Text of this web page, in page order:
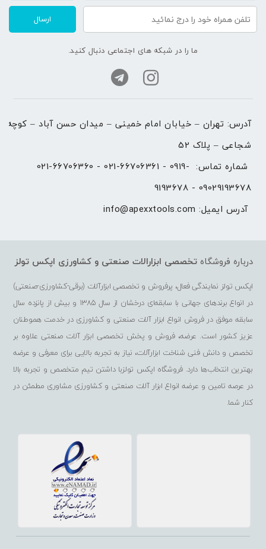
ارسال
ما را در شبکه های اجتماعی دنبال کنید.
شجاعی – پلاک 52
شماره تماس: 021-66706360 - 021-66706361 - 0919-
9193678 - 09029193678
آدرس ایمیل: info@apexxtools.com
درباره فروشگاهتخصصی ابزارالات صنعتی و کشاورزی اپکس تولز
اپکس تولز نمایندگی فعال، پرفروش و تخصصی ابزارآلات (برقی-کشاورزی-صنعتی)
در انواع برندهای جهانی با سابقه‌ای درخشان از سال 1385 و بیش از پانزده سال
سابقه موفق در فروش انواع ابزار آلات صنعتی و کشاورزی در خدمت هموطنان
عزیز کشور است. عرضه، فروش و پخش تخصصی ابزار آلات صنعتی علاوه بر
تخصص و دانش فنی شناخت ابزارآلات، نیاز به تجربه بالایی برای معرفی و عرضه
بهترین انتخاب‌ها دارد. فروشگاه اپکس تولزبا داشتن تیم متخصص و تجربه بالا
در عرصه تامین و عرضه انواع ابزار آلات صنعتی و کشاورزی مشاوری مطمئن در
کنار شما.